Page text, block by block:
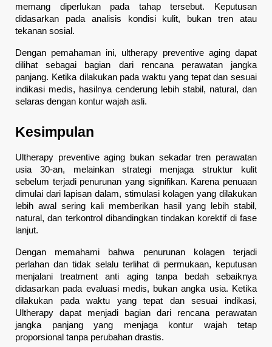
memang diperlukan pada tahap tersebut. Keputusan
didasarkan pada analisis kondisi kulit, bukan tren atau
tekanan sosial.
Dengan pemahaman ini, ultherapy preventive aging dapat
dilihat sebagai bagian dari rencana perawatan jangka
panjang. Ketika dilakukan pada waktu yang tepat dan sesuai
indikasi medis, hasilnya cenderung lebih stabil, natural, dan
selaras dengan kontur wajah asli.
Kesimpulan
Ultherapy preventive aging bukan sekadar tren perawatan
usia 30-an, melainkan strategi menjaga struktur kulit
sebelum terjadi penurunan yang signifikan. Karena penuaan
dimulai dari lapisan dalam, stimulasi kolagen yang dilakukan
lebih awal sering kali memberikan hasil yang lebih stabil,
natural, dan terkontrol dibandingkan tindakan korektif di fase
lanjut.
Dengan memahami bahwa penurunan kolagen terjadi
perlahan dan tidak selalu terlihat di permukaan, keputusan
menjalani treatment anti aging tanpa bedah sebaiknya
didasarkan pada evaluasi medis, bukan angka usia. Ketika
dilakukan pada waktu yang tepat dan sesuai indikasi,
Ultherapy dapat menjadi bagian dari rencana perawatan
jangka panjang yang menjaga kontur wajah tetap
proporsional tanpa perubahan drastis.